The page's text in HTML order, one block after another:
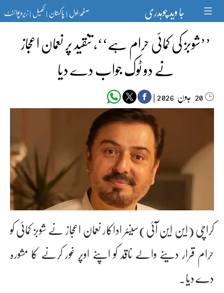
content جا وید چوہدری صفحۂ اول|پاکستان|کھیل|زیرو پوائنٹ
’’شوبز کی کمائی حرام ہے‘‘، تنقید پر نعمان اعجاز
نے دو ٹوک جواب دے دیا
20 جون‬‮ |
کراچی (این این آئی)سینئر اداکار نعمان اعجاز نے شوبز کمائی کو
حرام قرار دینے والے ناقد کو اپنے اوپر غور کرنے کا مشورہ
دے دیا۔